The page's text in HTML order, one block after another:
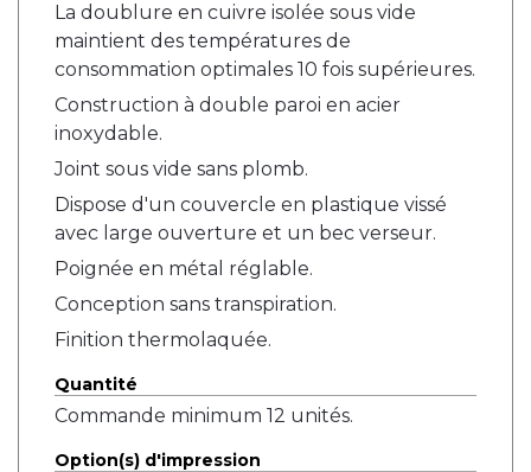
La doublure en cuivre isolée sous vide
maintient des températures de
consommation optimales 10 fois supérieures.
Construction à double paroi en acier
inoxydable.
Joint sous vide sans plomb.
Dispose d'un couvercle en plastique vissé
avec large ouverture et un bec verseur.
Poignée en métal réglable.
Conception sans transpiration.
Finition thermolaquée.
Quantité
Commande minimum 12 unités.
Option(s) d'impression